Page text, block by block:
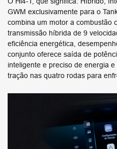
GWM exclusivamente para o
combina um motor a combustão
transmissão híbrida de 9
eficiência energética,
conjunto oferece saída de
inteligente e preciso de energia
tração nas quatro rodas para